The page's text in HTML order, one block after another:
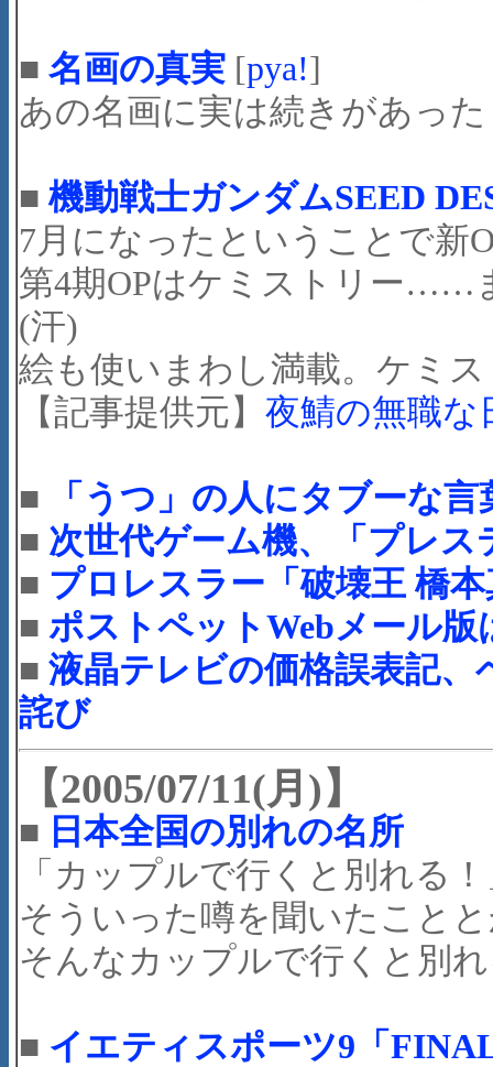
■ 名画の真実 [pya!]
あの名画に実は続きがあっ
■ 機動戦士ガンダムSEED
7月になったということで新
第4期OPはケミストリー……
(汗)
絵も使いまわし満載。ケミ
【記事提供元】 夜鯖の無職な
■
「うつ」の人にタブーな言
■ 次世代ゲーム機、「プレス
■ プロレスラー「破壊王 橋
■ ポストペットWebメール
■ 液晶テレビの価格誤表記、
詫び
【2005/07/11(月)】
■ 日本全国の別れの名所
「カップルで行くと別れる
そういった噂を聞いたこと
そんなカップルで行くと別
■ イエティスポーツ9「